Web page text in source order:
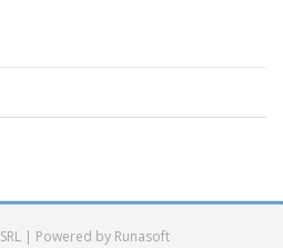
| Powered by Runasoft